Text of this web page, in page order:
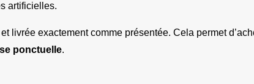
artificielles.
ponctuelle.